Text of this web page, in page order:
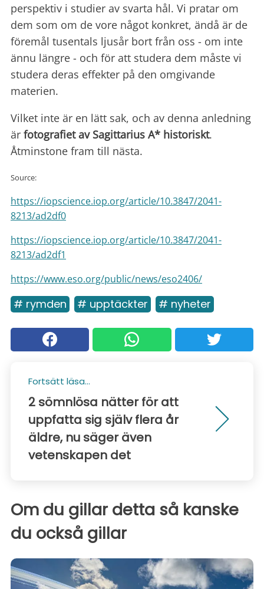
perspektiv i studier av svarta hål. Vi pratar om
dem som om de vore något konkret, ändå är de
föremål tusentals ljusår bort från oss - om inte
ännu längre - och för att studera dem måste vi
studera deras effekter på den omgivande
materien.
Vilket inte är en lätt sak, och av denna anledning
är fotografiet av Sagittarius A* historiskt.
Åtminstone fram till nästa.
Source:
https://iopscience.iop.org/article/10.3847/2041-
8213/ad2df0
https://iopscience.iop.org/article/10.3847/2041-
8213/ad2df1
https://www.eso.org/public/news/eso2406/
# rymden # upptäckter # nyheter
Fortsätt läsa...
2 sömnlösa nätter för att
uppfatta sig själv flera år
äldre, nu säger även
vetenskapen det
Om du gillar detta så kanske
du också gillar